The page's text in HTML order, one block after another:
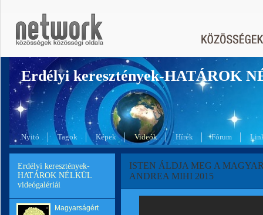
Erdélyi keresztények-HATÁROK
Nyitó Tagok Képek Videók Hírek Fórum
Erdélyi keresztények-
HATÁROK NÉLKÜL
videógalériái
Magyarságért
ISTEN ÁLDJA MEG A
ANDREA MIHI 2015